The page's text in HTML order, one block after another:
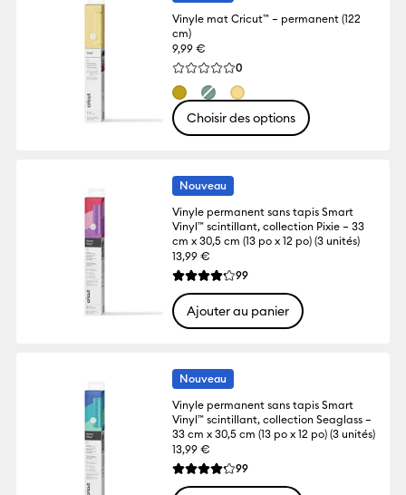
Vinyle mat Cricut™ – permanent (122
cm)
9,99 €
La note moyenne de ce produit est 0.0
0
Choisir des options
Nouveau
Vinyle permanent sans tapis Smart
Vinyl™ scintillant, collection Pixie – 33
cm x 30,5 cm (13 po x 12 po) (3 unités)
13,99 €
La note moyenne de ce produit est 4.2
99Reviews
Ajouter au panier
Nouveau
Vinyle permanent sans tapis Smart
Vinyl™ scintillant, collection Seaglass –
33 cm x 30,5 cm (13 po x 12 po) (3 unités)
13,99 €
La note moyenne de ce produit est 4.2
99Reviews